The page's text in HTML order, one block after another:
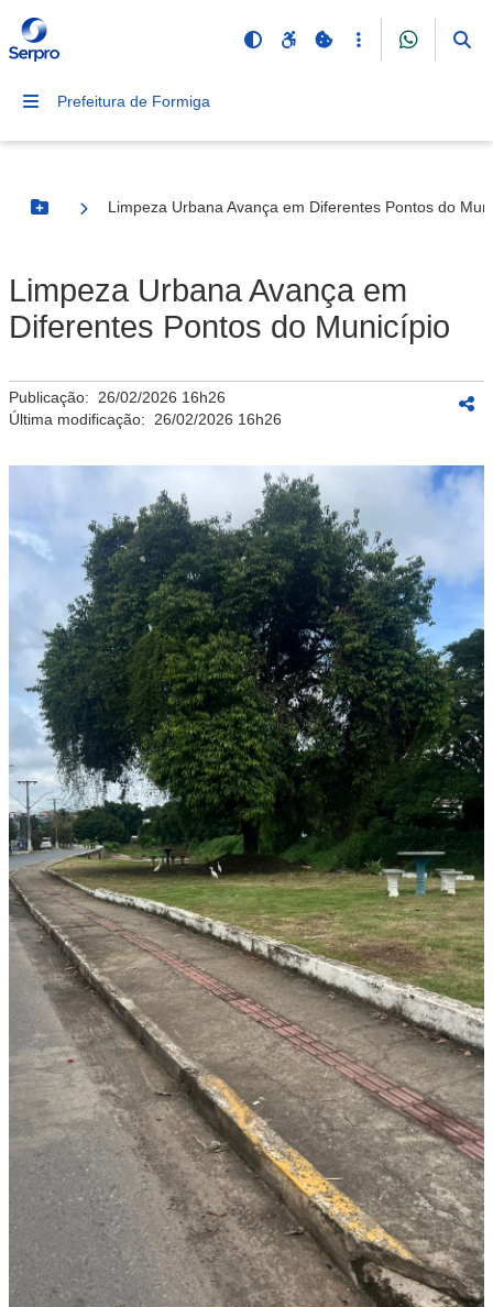
Prefeitura de Formiga
Botão Menu
Limpeza Urbana Avança em Diferentes Pontos do
Limpeza Urbana Avança em
Diferentes Pontos do Município
Publicação: 26/02/2026 16h26
Última modificação: 26/02/2026 16h26